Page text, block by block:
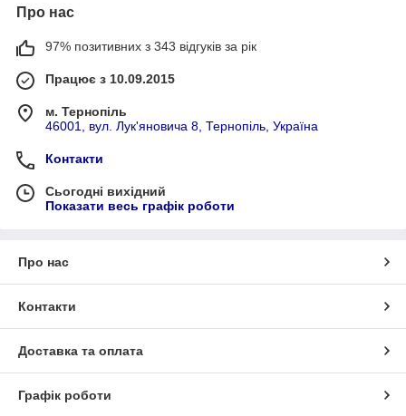
Про нас
97% позитивних з 343 відгуків за рік
Працює з 10.09.2015
м. Тернопіль
46001, вул. Лук'яновича 8, Тернопіль, Україна
Контакти
Сьогодні вихідний
Показати весь графік роботи
Про нас
Контакти
Доставка та оплата
Графік роботи